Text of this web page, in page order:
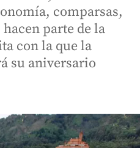
comparsas,
parte de la
con la que la
su aniversario